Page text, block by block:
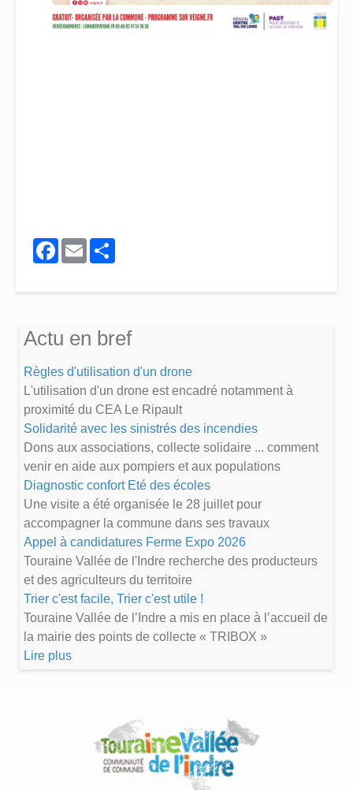
Facebook
Email
Actu en bref
Règles d'utilisation d'un drone
L'utilisation d'un drone est encadré notamment à
proximité du CEA Le Ripault
Solidarité avec les sinistrés des incendies
Dons aux associations, collecte solidaire ... comment
venir en aide aux pompiers et aux populations
Diagnostic confort Eté des écoles
Une visite a été organisée le 28 juillet pour
accompagner la commune dans ses travaux
Appel à candidatures Ferme Expo 2026
Touraine Vallée de l'Indre recherche des producteurs
et des agriculteurs du territoire
Trier c'est facile, Trier c'est utile !
Touraine Vallée de l’Indre a mis en place à l’accueil de
la mairie des points de collecte « TRIBOX »
Lire plus